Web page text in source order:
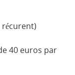
récurent)
40 euros par